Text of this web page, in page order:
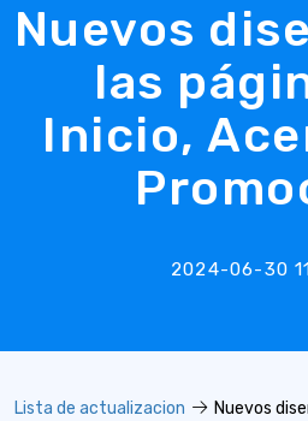
Nuevos
las
Inicio,
2024-06-30
Lista de actualizacion
Nuevos